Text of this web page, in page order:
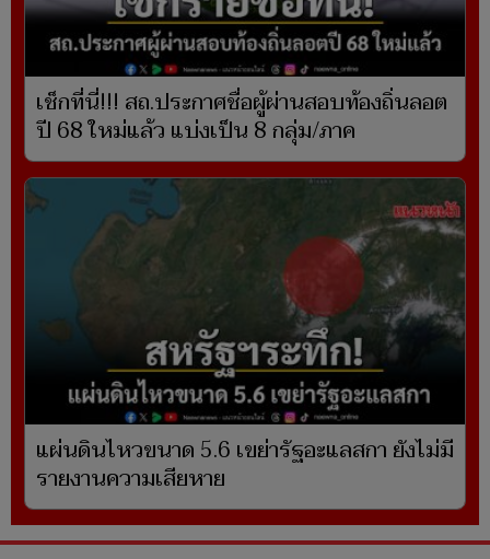
เช็กที่นี่!!! สถ.ประกาศชื่อผู้ผ่านสอบท้องถิ่นลอต
ปี 68 ใหม่แล้ว แบ่งเป็น 8 กลุ่ม/ภาค
แผ่นดินไหวขนาด 5.6 เขย่ารัฐอะแลสกา ยังไม่มี
รายงานความเสียหาย